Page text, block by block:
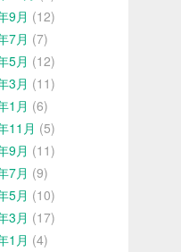
9月 (12)
7月 (7)
5月 (12)
3月 (11)
1月 (6)
11月 (5)
9月 (11)
7月 (9)
5月 (10)
3月 (17)
1月 (4)